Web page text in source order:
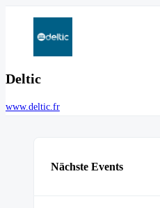
Deltic
www.deltic.fr
Nächste Events